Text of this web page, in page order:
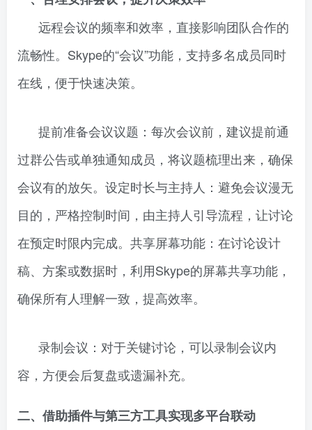
远程会议的频率和效率，直接影响团队合作的
流畅性。Skype的“会议”功能，支持多名成员同时
在线，便于快速决策。
提前准备会议议题：每次会议前，建议提前通
过群公告或单独通知成员，将议题梳理出来，确保
会议有的放矢。设定时长与主持人：避免会议漫无
目的，严格控制时间，由主持人引导流程，让讨论
在预定时限内完成。共享屏幕功能：在讨论设计
稿、方案或数据时，利用Skype的屏幕共享功能，
确保所有人理解一致，提高效率。
录制会议：对于关键讨论，可以录制会议内
容，方便会后复盘或遗漏补充。
二、借助插件与第三方工具实现多平台联动